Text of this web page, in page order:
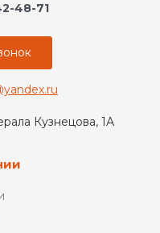
48-71
Кузнецова, 1А